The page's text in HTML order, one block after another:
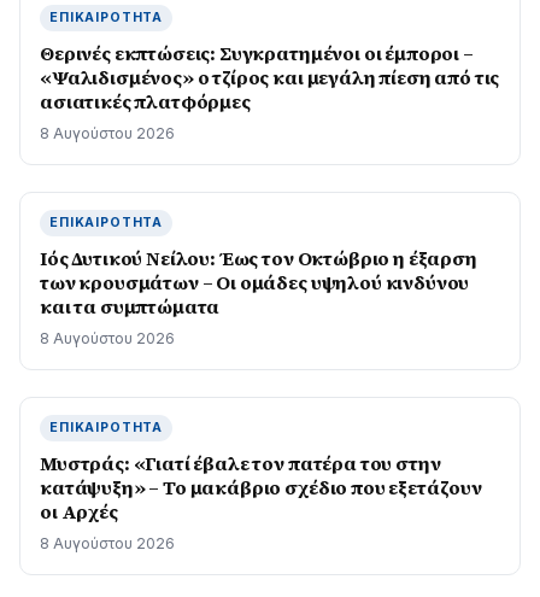
ΕΠΙΚΑΙΡΌΤΗΤΑ
Θερινές εκπτώσεις: Συγκρατημένοι οι έμποροι –
«Ψαλιδισμένος» ο τζίρος και μεγάλη πίεση από τις
ασιατικές πλατφόρμες
8 Αυγούστου 2026
ΕΠΙΚΑΙΡΌΤΗΤΑ
Ιός Δυτικού Νείλου: Έως τον Οκτώβριο η έξαρση
των κρουσμάτων – Οι ομάδες υψηλού κινδύνου
και τα συμπτώματα
8 Αυγούστου 2026
ΕΠΙΚΑΙΡΌΤΗΤΑ
Μυστράς: «Γιατί έβαλε τον πατέρα του στην
κατάψυξη» – Το μακάβριο σχέδιο που εξετάζουν
οι Αρχές
8 Αυγούστου 2026